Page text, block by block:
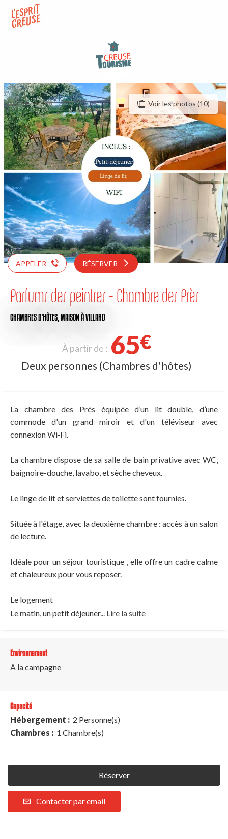
contenu
Voir les photos (10)
APPELER RÉSERVER
Parfums des peintres - Chambre des Près
CHAMBRES D'HÔTES, MAISONÀ VILLARD
À partir de : 65€
Deux personnes (Chambres d'hôtes)
La chambre des Prés équipée d’un lit double, d’une
commode d'un grand miroir et d'un téléviseur avec
connexion Wi‑Fi.
La chambre dispose de sa salle de bain privative avec WC,
baignoire-douche, lavabo, et sèche cheveux.
Le linge de lit et serviettes de toilette sont fournies.
Située à l'étage, avec la deuxième chambre : accès à un salon
de lecture.
Idéale pour un séjour touristique , elle offre un cadre calme
et chaleureux pour vous reposer.
Le logement
Le matin, un petit déjeuner... Lire la suite
Environnement
A la campagne
Capacité
Hébergement : 2 Personne(s)
Chambres : 1 Chambre(s)
Réserver
Contacter par email